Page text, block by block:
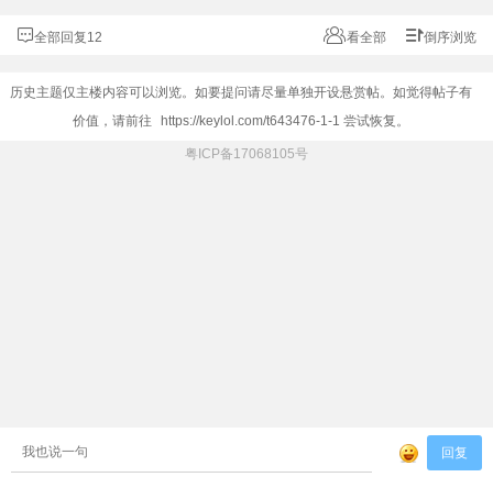
全部回复12 看全部 倒序浏览
历史主题仅主楼内容可以浏览。如要提问请尽量单独开设悬赏帖。如觉得帖子有
价值，请前往
https://keylol.com/t643476-1-1 尝试恢复。
粤ICP备17068105号